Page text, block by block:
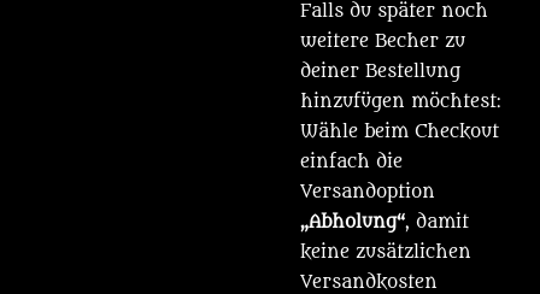
Falls du später noch
weitere Becher zu
deiner Bestellung
hinzufügen möchtest:
Wähle beim Checkout
einfach die
Versandoption
„Abholung“, damit
keine zusätzlichen
Versandkosten